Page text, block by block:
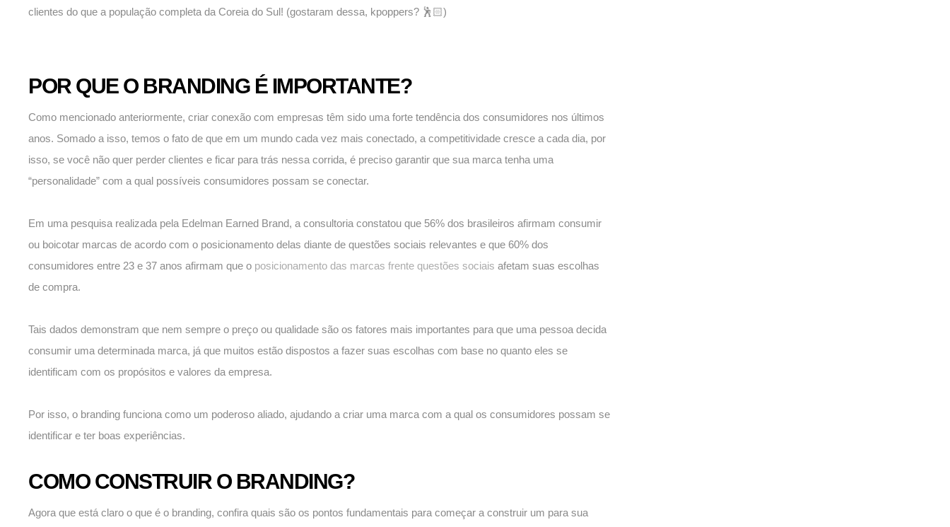
clientes do que a população completa da Coreia do Sul! (gostaram dessa, kpoppers? 🕺🏻)
POR QUE O BRANDING É IMPORTANTE?
Como mencionado anteriormente, criar conexão com empresas têm sido uma forte tendência dos consumidores nos últimos
anos. Somado a isso, temos o fato de que em um mundo cada vez mais conectado, a competitividade cresce a cada dia, por
isso, se você não quer perder clientes e ficar para trás nessa corrida, é preciso garantir que sua marca tenha uma
“personalidade” com a qual possíveis consumidores possam se conectar.
Em uma pesquisa realizada pela Edelman Earned Brand, a consultoria constatou que 56% dos brasileiros afirmam consumir
ou boicotar marcas de acordo com o posicionamento delas diante de questões sociais relevantes e que 60% dos
consumidores entre 23 e 37 anos afirmam que o posicionamento das marcas frente questões sociais afetam suas escolhas
de compra.
Tais dados demonstram que nem sempre o preço ou qualidade são os fatores mais importantes para que uma pessoa decida
consumir uma determinada marca, já que muitos estão dispostos a fazer suas escolhas com base no quanto eles se
identificam com os propósitos e valores da empresa.
Por isso, o branding funciona como um poderoso aliado, ajudando a criar uma marca com a qual os consumidores possam se
identificar e ter boas experiências.
COMO CONSTRUIR O BRANDING?
Agora que está claro o que é o branding, confira quais são os pontos fundamentais para começar a construir um para sua